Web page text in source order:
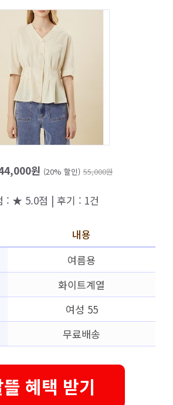
원 (20% 할인) 55,000원
: ★ 5.0점 | 후기 : 1건
내용
여름용
화이트계열
여성 55
무료배송
혜택 받기